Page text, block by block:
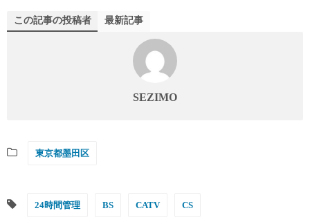
この記事の投稿者 最新記事
SEZIMO
東京都墨田区
24時間管理 BS CATV CS